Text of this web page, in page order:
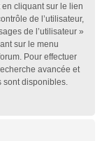
cliquant sur le lien
de l’utilisateur,
de l’utilisateur »
sur le menu
Pour effectuer
avancée et
sont disponibles.